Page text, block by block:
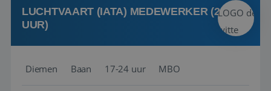
LUCHTVAART (IATA) MEDEWERKER (24-32
UUR)
Diemen Baan 17-24 uur MBO